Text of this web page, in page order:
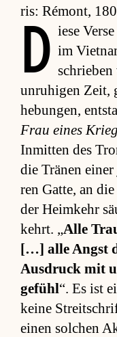
ris: Ré­mont,
D iese
im
un­ru­hi­gen Zeit,
he­bun­gen,
Frau ei­nes
In­mit­ten des
die Trä­nen
ren Gat­te, an
der Heim­kehr
kehrt. „Alle
[…] alle Angst
Aus­druck mit
ge­fühl“. Es ist
keine
einen sol­chen